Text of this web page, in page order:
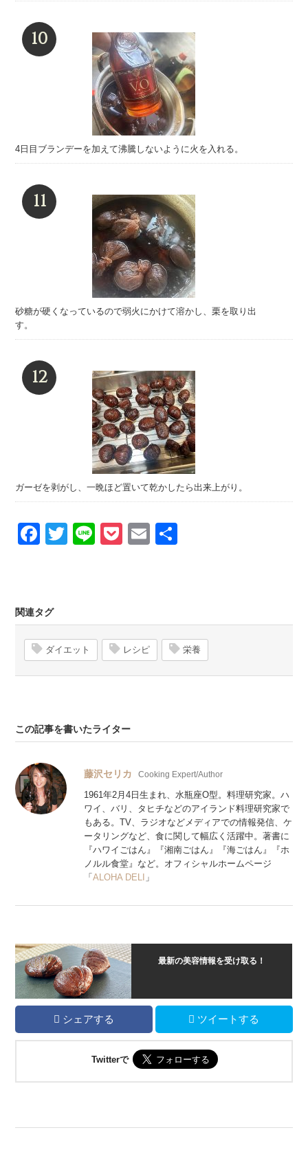
4日目ブランデーを加えて沸騰しないように火を入れる。
砂糖が硬くなっているので弱火にかけて溶かし、栗を取り出
す。
ガーゼを剥がし、一晩ほど置いて乾かしたら出来上がり。
Facebook
Twitter
LinePocket
Email
関連タグ
ダイエット レシピ 栄養
この記事を書いたライター
藤沢セリカ Cooking Expert/Author
1961年2月4日生まれ、水瓶座O型。料理研究家。ハ
ワイ、バリ、タヒチなどのアイランド料理研究家で
もある。TV、ラジオなどメディアでの情報発信、ケ
ータリングなど、食に関して幅広く活躍中。著書に
『ハワイごはん』『湘南ごはん』『海ごはん』『ホ
ノルル食堂』など。オフィシャルホームページ
「ALOHA DELI 」
最新の美容情報を受け取る！
シェアする ツイートする
Twitterで